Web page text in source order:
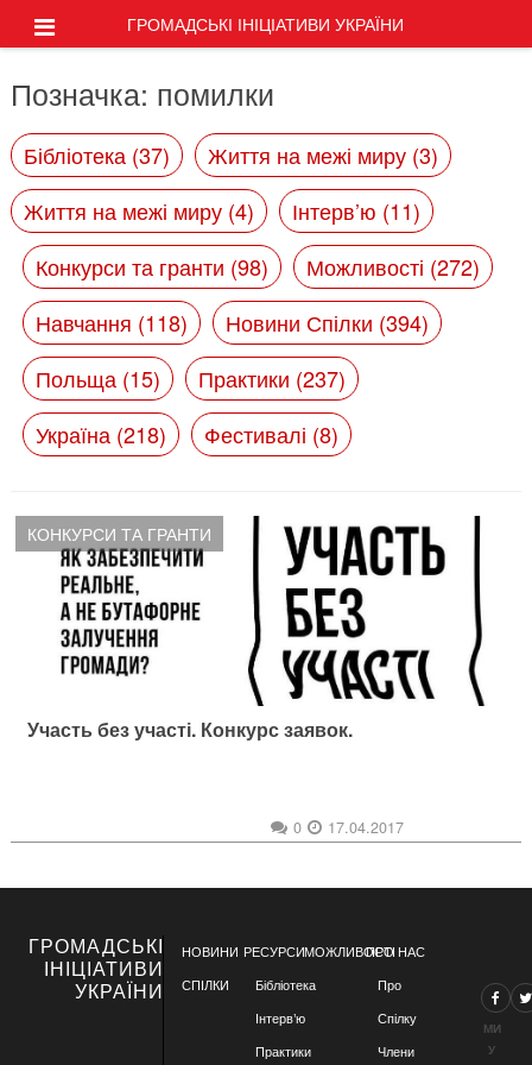
ГРОМАДСЬКІ ІНІЦІАТИВИ УКРАЇНИ
Позначка: помилки
Бібліотека (37)
Життя на межі миру (3)
Життя на межі миру (4)
Інтерв’ю (11)
Конкурси та гранти (98)
Можливості (272)
Навчання (118)
Новини Спілки (394)
Польща (15)
Практики (237)
Україна (218)
Фестивалі (8)
КОНКУРСИ ТА ГРАНТИ
Участь без участі. Конкурс заявок.
0 17.04.2017
ГРОМАДСЬКІ
ІНІЦІАТИВИ
УКРАЇНИ
НОВИНИ
СПІЛКИ
РЕСУРСИ
Бібліотека
Інтерв’ю
Практики
МОЖЛИВОСТІПРО НАС
Про
Спілку
Члени
МИ
У